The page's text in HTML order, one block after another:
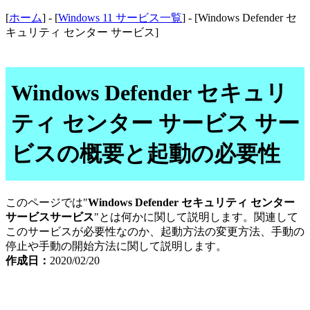
[ホーム] - [Windows 11 サービス一覧] - [Windows Defender セ
キュリティ センター サービス]
Windows Defender セキュリ
ティ センター サービス サー
ビスの概要と起動の必要性
このページでは"Windows Defender セキュリティ センター
サービスサービス"とは何かに関して説明します。関連して
このサービスが必要性なのか、起動方法の変更方法、手動の
停止や手動の開始方法に関して説明します。
作成日： 2020/02/20